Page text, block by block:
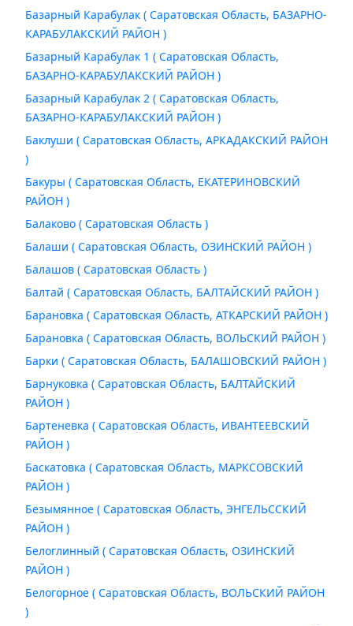
Базарный Карабулак ( Саратовская Область, БАЗАРНО-
КАРАБУЛАКСКИЙ РАЙОН )
Базарный Карабулак 1 ( Саратовская Область,
БАЗАРНО-КАРАБУЛАКСКИЙ РАЙОН )
Базарный Карабулак 2 ( Саратовская Область,
БАЗАРНО-КАРАБУЛАКСКИЙ РАЙОН )
Баклуши ( Саратовская Область, АРКАДАКСКИЙ РАЙОН
)
Бакуры ( Саратовская Область, ЕКАТЕРИНОВСКИЙ
РАЙОН )
Балаково ( Саратовская Область )
Балаши ( Саратовская Область, ОЗИНСКИЙ РАЙОН )
Балашов ( Саратовская Область )
Балтай ( Саратовская Область, БАЛТАЙСКИЙ РАЙОН )
Барановка ( Саратовская Область, АТКАРСКИЙ РАЙОН )
Барановка ( Саратовская Область, ВОЛЬСКИЙ РАЙОН )
Барки ( Саратовская Область, БАЛАШОВСКИЙ РАЙОН )
Барнуковка ( Саратовская Область, БАЛТАЙСКИЙ
РАЙОН )
Бартеневка ( Саратовская Область, ИВАНТЕЕВСКИЙ
РАЙОН )
Баскатовка ( Саратовская Область, МАРКСОВСКИЙ
РАЙОН )
Безымянное ( Саратовская Область, ЭНГЕЛЬССКИЙ
РАЙОН )
Белоглинный ( Саратовская Область, ОЗИНСКИЙ
РАЙОН )
Белогорное ( Саратовская Область, ВОЛЬСКИЙ РАЙОН
)